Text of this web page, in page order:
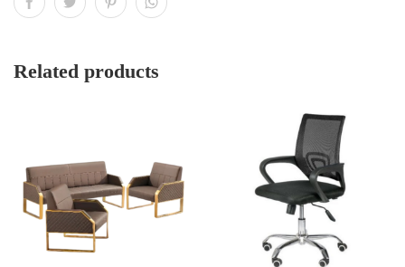
Related products